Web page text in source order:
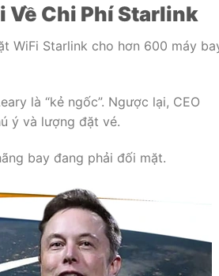
Về Chi Phí Starlink
WiFi Starlink cho hơn 600 máy
là “kẻ ngốc”. Ngược lại, CEO
ý và lượng đặt vé.
bay đang phải đối mặt.